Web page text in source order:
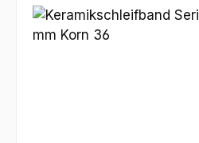
Bildergalerie überspringen